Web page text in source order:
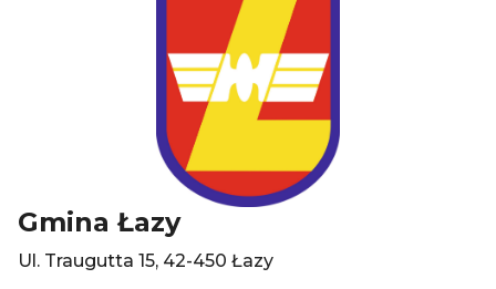
Gmina Łazy
Ul. Traugutta 15, 42-450 Łazy